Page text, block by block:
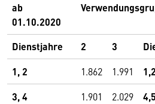
ab
01.10.2020
Dienstjahre 2 3
1, 2
1.862 1.991
3, 4 1.901 2.029 4,5